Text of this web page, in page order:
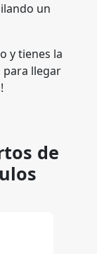
un
y tienes la
para llegar
de